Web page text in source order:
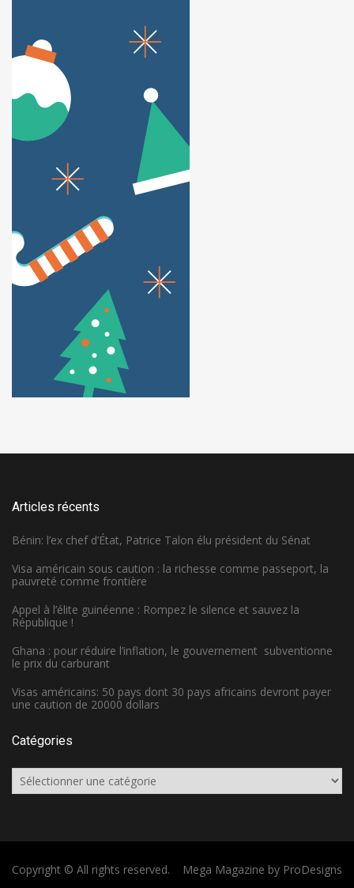
Articles récents
Bénin: l’ex chef d’État, Patrice Talon élu président du Sénat
Visa américain sous caution : la richesse comme passeport, la
pauvreté comme frontière
Appel à l’élite guinéenne : Rompez le silence et sauvez la
République !
Ghana : pour réduire l’inflation, le gouvernement subventionne
le prix du carburant
Visas américains: 50 pays dont 30 pays africains devront payer
une caution de 20000 dollars
Catégories
Catégories
Copyright © All rights reserved. Mega Magazine by ProDesigns